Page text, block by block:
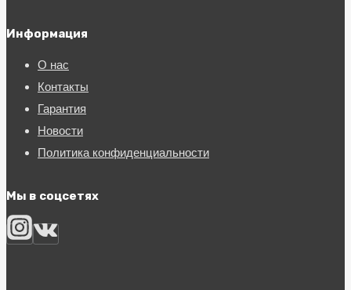
Информация
О нас
Контакты
Гарантия
Новости
Политика конфиденциальности
Мы в соцсетях